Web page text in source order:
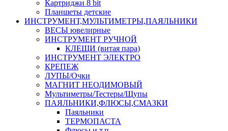
Картриджи 8 bit
Планшеты детские
ИНСТРУМЕНТ,МУЛЬТИМЕТРЫ,ПАЯЛЬНИКИ
ВЕСЫ ювелирные
ИНСТРУМЕНТ РУЧНОЙ
КЛЕЩИ (витая пара)
ИНСТРУМЕНТ ЭЛЕКТРО
КРЕПЕЖ
ЛУПЫ/Очки
МАГНИТ НЕОДИМОВЫЙ
Мультиметры/Тестеры/Щупы
ПАЯЛЬНИКИ,ФЛЮСЫ,СМАЗКИ
Паяльники
ТЕРМОПАСТА